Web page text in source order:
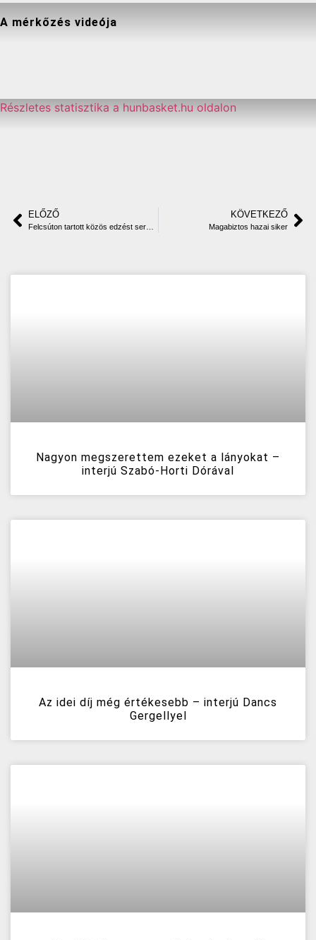
A mérkőzés videója
Részletes statisztika a hunbasket.hu oldalon
ELŐZŐ
Felcsúton tartott közös edzést serdülő leány csapatunk a ReálTanoda diákjaival
KÖVETKEZŐ
Magabiztos hazai siker
Nagyon megszerettem ezeket a lányokat –
interjú Szabó-Horti Dórával
Az idei díj még értékesebb – interjú Dancs
Gergellyel